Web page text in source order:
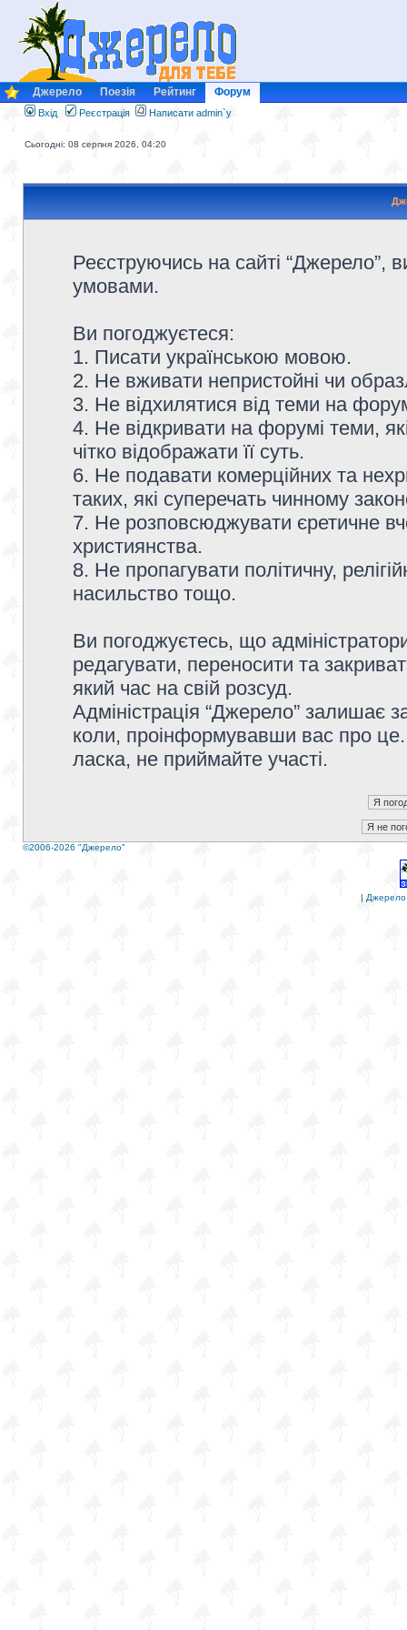
Джерело Поезія Рейтинг Форум
Вхід Реєстрація Написати admin`у
Сьогодні: 08 серпня 2026, 04:20
Реєструючись на сайті “Джерело”,
умовами.
Ви погоджуєтеся:
1. Писати українською мовою.
2. Не вживати непристойні чи
3. Не відхилятися від теми на
4. Не відкривати на форумі теми,
чітко відображати її суть.
6. Не подавати комерційних та
таких, які суперечать чинному
7. Не розповсюджувати єретичне
християнства.
8. Не пропагувати політичну,
насильство тощо.
Ви погоджуєтесь, що
редагувати, переносити та
який час на свій розсуд.
Адміністрація “Джерело” залишає
коли, проінформувавши вас про
ласка, не приймайте участі.
©2006-2026 "Джерело"
| Джерело